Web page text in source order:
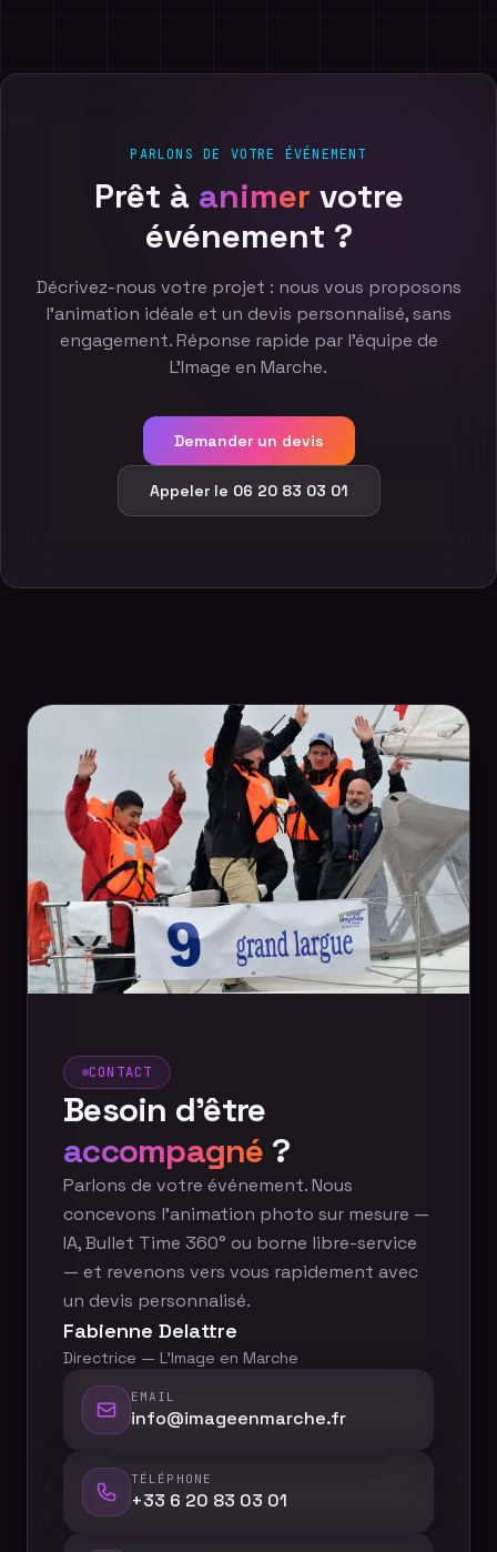
PARLONS DE VOTRE ÉVÉNEMENT
Prêt à animer votre
événement ?
Décrivez-nous votre projet : nous vous proposons
l'animation idéale et un devis personnalisé, sans
engagement. Réponse rapide par l'équipe de
L'Image en Marche.
Demander un devis
Appeler le 06 20 83 03 01
CONTACT
Besoin d'être
accompagné ?
Parlons de votre événement. Nous
concevons l'animation photo sur mesure —
IA, Bullet Time 360° ou borne libre-service
— et revenons vers vous rapidement avec
un devis personnalisé.
Fabienne Delattre
Directrice — L'Image en Marche
EMAIL
info@imageenmarche.fr
TÉLÉPHONE
+33 6 20 83 03 01